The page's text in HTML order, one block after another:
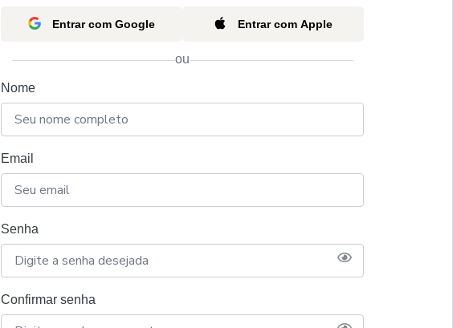
Entrar com Google Entrar com Apple
ou
Nome
Email
Senha
Confirmar senha